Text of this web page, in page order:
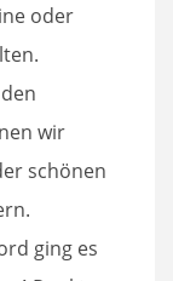
oder
wir
schönen
ging es